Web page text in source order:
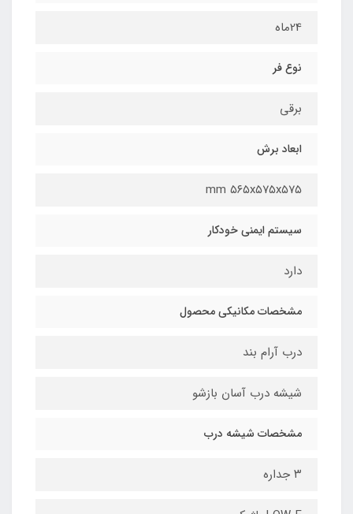
24ماه
نوع فر
برقی
ابعاد برش
٥٦٥x٥٧٥x٥٧٥ mm
سیستم ایمنی خودکار
دارد
مشخصات مكانيكي محصول
درب آرام بند
شیشه درب آسان بازشو
مشخصات شيشه درب
٣ جداره